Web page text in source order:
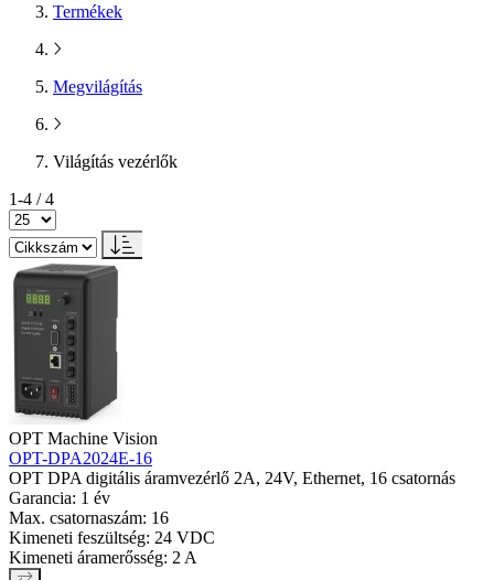
Termékek
Megvilágítás
Világítás vezérlők
1-4 / 4
OPT Machine Vision
OPT-DPA2024E-16
OPT DPA digitális áramvezérlő 2A, 24V, Ethernet, 16 csatornás
Garancia: 1 év
Max. csatornaszám: 16
Kimeneti feszültség: 24 VDC
Kimeneti áramerősség: 2 A